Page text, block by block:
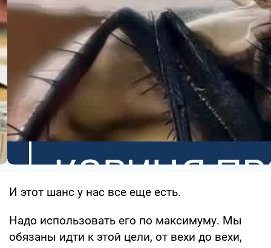
И этот шанс у нас все еще есть.
Надо использовать его по максимуму. Мы
обязаны идти к этой цели, от вехи до вехи,